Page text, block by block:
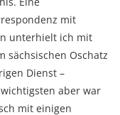
mit
unterhielt ich mit
sächsi­schen Oschatz
Dienst –
aber war
mit einigen